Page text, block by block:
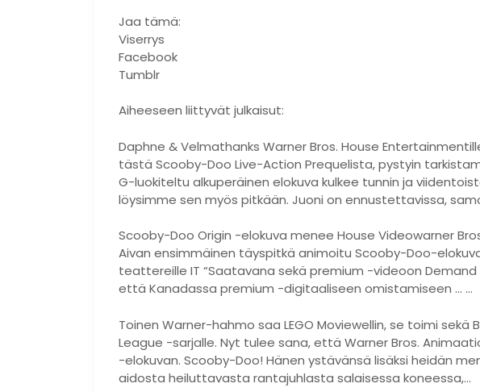
Jaa tämä:
Viserrys
Facebook
Tumblr
Aiheeseen liittyvät julkaisut:
Daphne & Velmathanks Warner Bros. House
tästä Scooby-Doo Live-Action Prequelista, pystyin
G-luokiteltu alkuperäinen elokuva kulkee tunnin ja
löysimme sen myös pitkään. Juoni on ennustettavissa,
Scooby-Doo Origin -elokuva menee House Videowarner
Aivan ensimmäinen täyspitkä animoitu Scooby-Doo-
teattereille IT “Saatavana sekä premium -videoon Demand
että Kanadassa premium -digitaaliseen omistamiseen … …
Toinen Warner-hahmo saa LEGO Moviewellin, se toimi
League -sarjalle. Nyt tulee sana, että Warner Bros.
-elokuvan. Scooby-Doo! Hänen ystävänsä lisäksi heidän
aidosta heiluttavasta rantajuhlasta salaisessa koneessa,…